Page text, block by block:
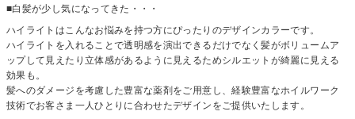
■白髪が少し気になってきた・・・
ハイライトはこんなお悩みを持つ方にぴったりのデザインカラーです。
ハイライトを入れることで透明感を演出できるだけでなく髪がボリュームア
ップして見えたり立体感があるように見えるためシルエットが綺麗に見える
効果も。
髪へのダメージを考慮した豊富な薬剤をご用意し、経験豊富なホイルワーク
技術でお客さま一人ひとりに合わせたデザインをご提供いたします。